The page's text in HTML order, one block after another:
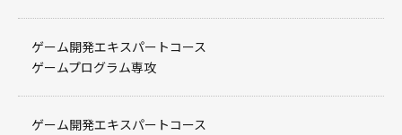
ゲーム開発エキスパートコース
ゲームプログラム専攻
ゲーム開発エキスパートコース